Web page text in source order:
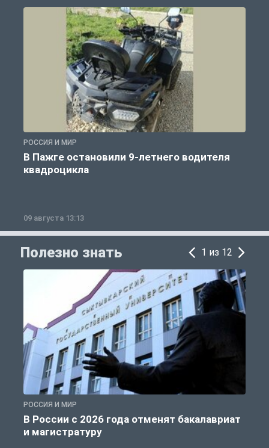
РОССИЯ И МИР
В Пажге остановили 9-летнего водителя
квадроцикла
09 августа 13:13
Полезно знать 1 из 12
РОССИЯ И МИР
В России с 2026 года отменят бакалавриат
и магистратуру